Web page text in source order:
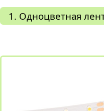
1. Одноцветная